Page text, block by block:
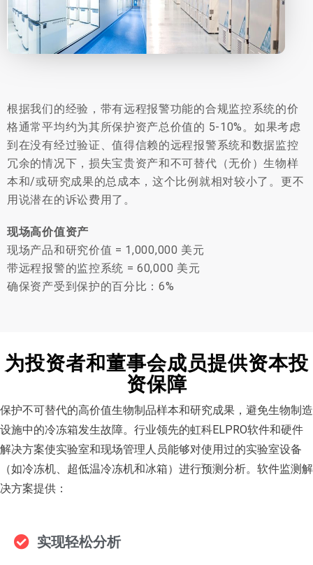
根据我们的经验，带有远程报警功能的合规监控系统的价
格通常平均约为其所保护资产总价值的 5-10%。如果考虑
到在没有经过验证、值得信赖的远程报警系统和数据监控
冗余的情况下，损失宝贵资产和不可替代（无价）生物样
本和/或研究成果的总成本，这个比例就相对较小了。更不
用说潜在的诉讼费用了。
现场高价值资产
现场产品和研究价值 = 1,000,000 美元
带远程报警的监控系统 = 60,000 美元
确保资产受到保护的百分比：6%
为投资者和董事会成员提供资本投
资保障
保护不可替代的高价值生物制品样本和研究成果，避免生物制造
设施中的冷冻箱发生故障。行业领先的虹科ELPRO软件和硬件
解决方案使实验室和现场管理人员能够对使用过的实验室设备
（如冷冻机、超低温冷冻机和冰箱）进行预测分析。软件监测解
决方案提供：
实现轻松分析